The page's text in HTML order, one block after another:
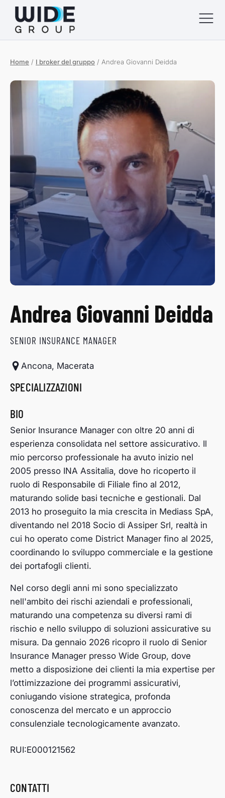
Home / I broker del gruppo / Andrea Giovanni Deidda
Andrea Giovanni Deidda
SENIOR INSURANCE MANAGER
Ancona, Macerata
SPECIALIZZAZIONI
BIO
Senior Insurance Manager con oltre 20 anni di
esperienza consolidata nel settore assicurativo. Il
mio percorso professionale ha avuto inizio nel
2005 presso INA Assitalia, dove ho ricoperto il
ruolo di Responsabile di Filiale fino al 2012,
maturando solide basi tecniche e gestionali. Dal
2013 ho proseguito la mia crescita in Mediass SpA,
diventando nel 2018 Socio di Assiper Srl, realtà in
cui ho operato come District Manager fino al 2025,
coordinando lo sviluppo commerciale e la gestione
dei portafogli clienti.
Nel corso degli anni mi sono specializzato
nell'ambito dei rischi aziendali e professionali,
maturando una competenza su diversi rami di
rischio e nello sviluppo di soluzioni assicurative su
misura. Da gennaio 2026 ricopro il ruolo di Senior
Insurance Manager presso Wide Group, dove
metto a disposizione dei clienti la mia expertise per
l’ottimizzazione dei programmi assicurativi,
coniugando visione strategica, profonda
conoscenza del mercato e un approccio
consulenziale tecnologicamente avanzato.
RUI:E000121562
CONTATTI